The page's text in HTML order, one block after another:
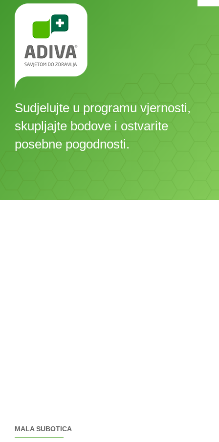
Sudjelujte u programu vjernosti,
skupljajte bodove i ostvarite
posebne pogodnosti.
MALA SUBOTICA